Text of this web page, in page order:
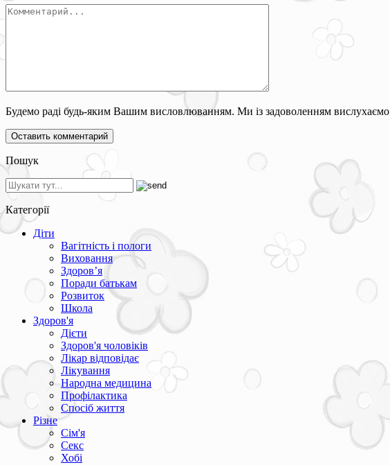
Будемо раді будь-яким Вашим висловлюванням. Ми із задоволенням
Пошук
Категорії
Діти
Вагітність і пологи
Виховання
Здоров’я
Поради батькам
Розвиток
Школа
Здоров'я
Дієти
Здоров'я чоловіків
Лікар відповідає
Лікування
Народна медицина
Профілактика
Спосіб життя
Різне
Сім'я
Секс
Хобі